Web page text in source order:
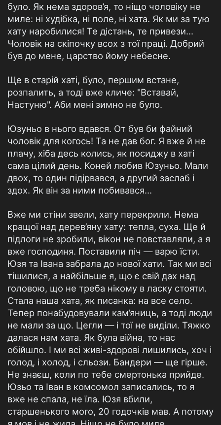
було. Як нема здоров’я, то ніщо чоловіку не
миле: ні худібка, ні поле, ні хата. Як ми за тую
хату наробилися! Те дістань, те привези...
Чоловік на скіпочку всох з тої праці. Добрий
був до мене, царство йому небесне.
Ще в старій хаті, було, першим встане,
розпалить, а тоді вже кличе: "Вставай,
Настуню". Аби мені зимно не було.
Юзуньо в нього вдався. От був би файний
чоловік для когось! Та не дав бог. Я вже й не
плачу, хіба десь колись, як посиджу в хаті
сама цілий день. Коней любив Юзуньо. Мали
двох, то один підірвався, а другий заслаб і
здох. Як він за ними побивався...
Вже ми стіни звели, хату перекрили. Нема
кращої над дерев’яну хату: тепла, суха. Ще й
підлоги не зробили, вікон не повставляли, а я
вже господиня. Поставили піч — варю їсти.
Юзя та Івана забрала до нової хати. Так ми всі
тішилися, а найбільше я, що є свій дах над
головою, що не треба нікому в ласку стояти.
Стала наша хата, як писанка: на все село.
Тепер понабудовували кам’яниць, а тоді люди
не мали за що. Цегли — і тої не виділи. Тяжко
далася нам хата. Як була війна, то нас
обійшло. І ми всі живі-здорові лишились, хоч і
голод, і холод, і сльози. Бандери — ще гірше.
Не знаєш, коли по тебе смертонька прийде.
Юзьо та Іван в комсомол записались, то я
вже не спала, не їла. Юзя вбили,
старшенького мого, 20 годочків мав. А потому